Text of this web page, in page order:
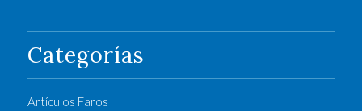
Categorías
Artículos Faros